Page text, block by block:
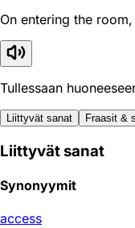
On entering the
Tullessaan
Liittyvät sanat Fraasit &
Liittyvät sanat
Synonyymit
access